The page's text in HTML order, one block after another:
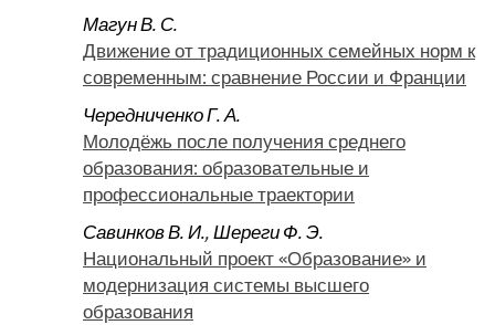
Магун В. С.
Движение от традиционных семейных норм к
современным: сравнение России и Франции
Чередниченко Г. А.
Молодёжь после получения среднего
образования: образовательные и
профессиональные траектории
Савинков В. И.,Шереги Ф. Э.
Национальный проект «Образование» и
модернизация системы высшего
образования